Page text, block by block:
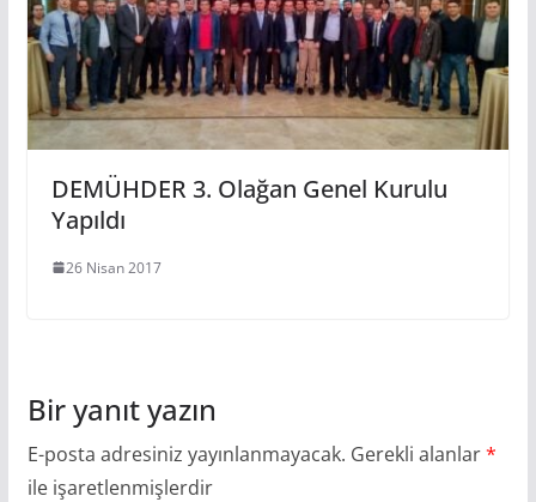
DEMÜHDER 3. Olağan Genel Kurulu
Yapıldı
26 Nisan 2017
Bir yanıt yazın
E-posta adresiniz yayınlanmayacak. Gerekli alanlar*
ile işaretlenmişlerdir